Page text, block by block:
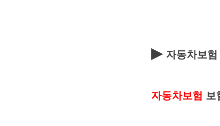
▶ 자동차보
자동차보험 보